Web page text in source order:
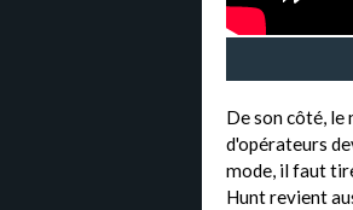
De son côté, le
d'opérateurs
mode, il faut
Hunt revient